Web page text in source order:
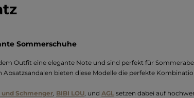
Sommerschuhe
Outfit eine elegante Note und sind perfekt für
bieten diese Modelle die perfekte
und Schmenger, BIBI LOU, und AGL setzen dabei auf